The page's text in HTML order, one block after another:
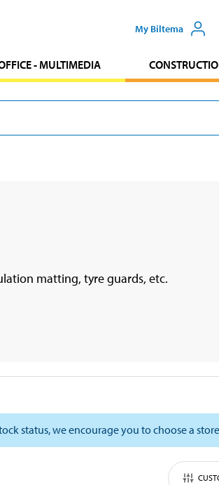
My Biltema
- MULTIMEDIA
matting, tyre guards, etc.
status, we encourage you to choose a store